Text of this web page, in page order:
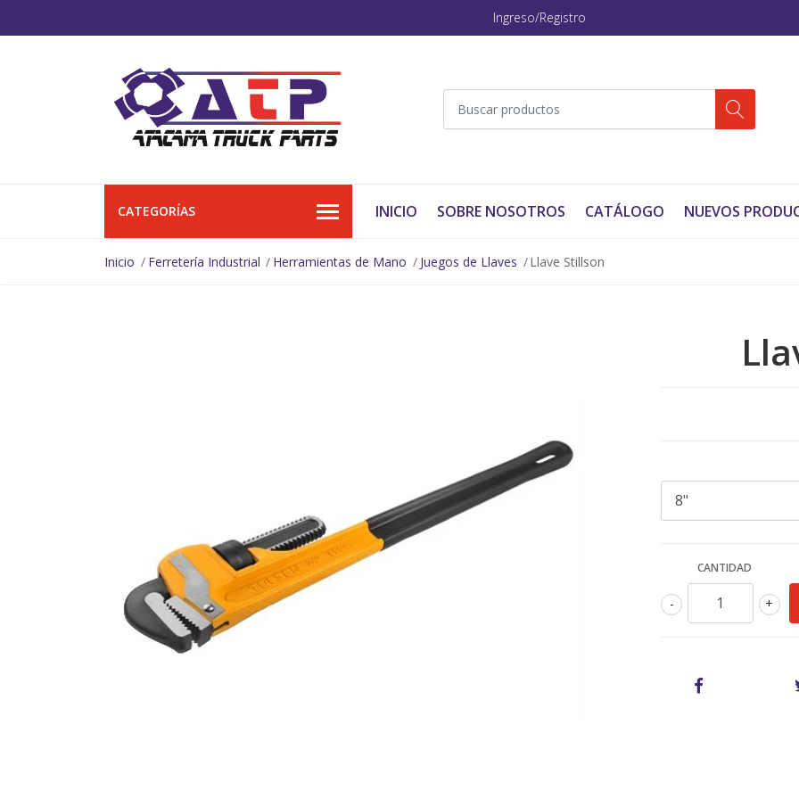
Ingreso/Registro
CATEGORÍAS INICIO SOBRE NOSOTROS CATÁLOGO NUEVOS
Inicio Ferretería Industrial Herramientas de Mano Juegos de Llaves Llave Stillson
CANTIDAD
+
-